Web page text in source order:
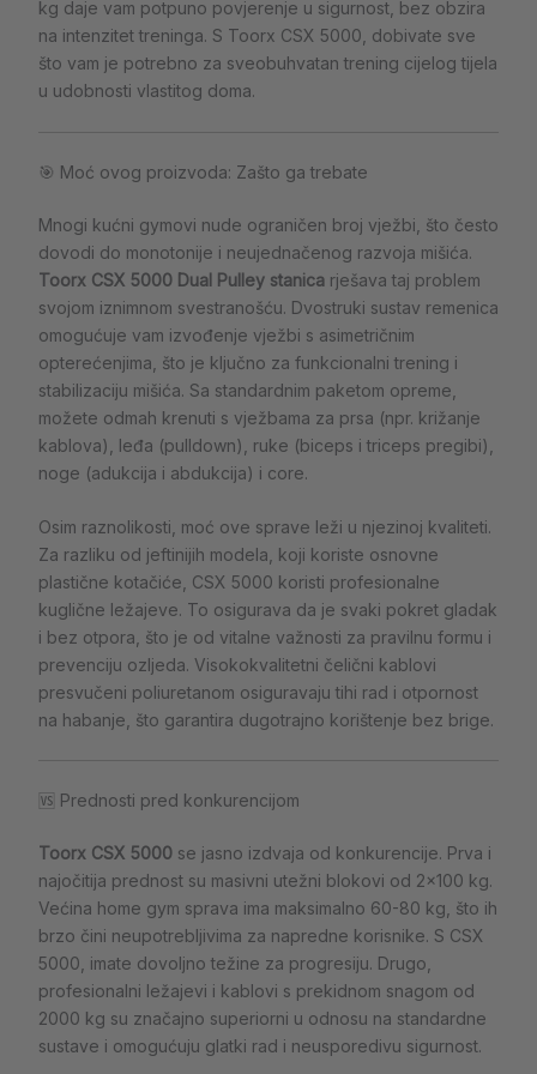
kg daje vam potpuno povjerenje u sigurnost, bez obzira
na intenzitet treninga. S Toorx CSX 5000, dobivate sve
što vam je potrebno za sveobuhvatan trening cijelog tijela
u udobnosti vlastitog doma.
🎯 Moć ovog proizvoda: Zašto ga trebate
Mnogi kućni gymovi nude ograničen broj vježbi, što često
dovodi do monotonije i neujednačenog razvoja mišića.
Toorx CSX 5000 Dual Pulley stanica rješava taj problem
svojom iznimnom svestranošću. Dvostruki sustav remenica
omogućuje vam izvođenje vježbi s asimetričnim
opterećenjima, što je ključno za funkcionalni trening i
stabilizaciju mišića. Sa standardnim paketom opreme,
možete odmah krenuti s vježbama za prsa (npr. križanje
kablova), leđa (pulldown), ruke (biceps i triceps pregibi),
noge (adukcija i abdukcija) i core.
Osim raznolikosti, moć ove sprave leži u njezinoj kvaliteti.
Za razliku od jeftinijih modela, koji koriste osnovne
plastične kotačiće, CSX 5000 koristi profesionalne
kuglične ležajeve. To osigurava da je svaki pokret gladak
i bez otpora, što je od vitalne važnosti za pravilnu formu i
prevenciju ozljeda. Visokokvalitetni čelični kablovi
presvučeni poliuretanom osiguravaju tihi rad i otpornost
na habanje, što garantira dugotrajno korištenje bez brige.
🆚 Prednosti pred konkurencijom
Toorx CSX 5000 se jasno izdvaja od konkurencije. Prva i
najočitija prednost su masivni utežni blokovi od 2×100 kg.
Većina home gym sprava ima maksimalno 60-80 kg, što ih
brzo čini neupotrebljivima za napredne korisnike. S CSX
5000, imate dovoljno težine za progresiju. Drugo,
profesionalni ležajevi i kablovi s prekidnom snagom od
2000 kg su značajno superiorni u odnosu na standardne
sustave i omogućuju glatki rad i neusporedivu sigurnost.